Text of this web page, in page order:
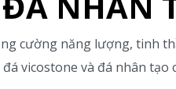
cường năng lượng, tinh
vicostone và đá nhân